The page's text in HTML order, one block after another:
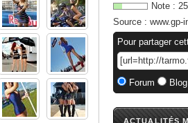
Note : 25
Source : www.gp-
Pour partager
Forum
ACTUALITÉS